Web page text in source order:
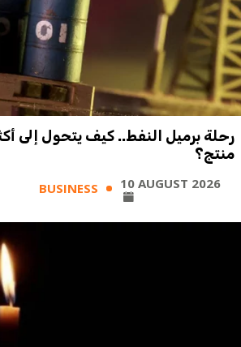
منتج؟
BUSINESS 10 AUGUST 2026